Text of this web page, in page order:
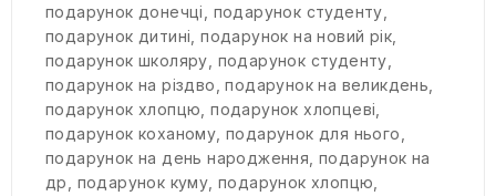
подарунок донечці, подарунок студенту,
подарунок дитині,подарунок на новий рік,
подарунок школяру, подарунок студенту,
подарунок на різдво,подарунок на великдень,
подарунок хлопцю,подарунок хлопцеві,
подарунок коханому,подарунок для нього,
подарунок на день народження,подарунок на
др, подарунок куму,подарунок хлопцю,